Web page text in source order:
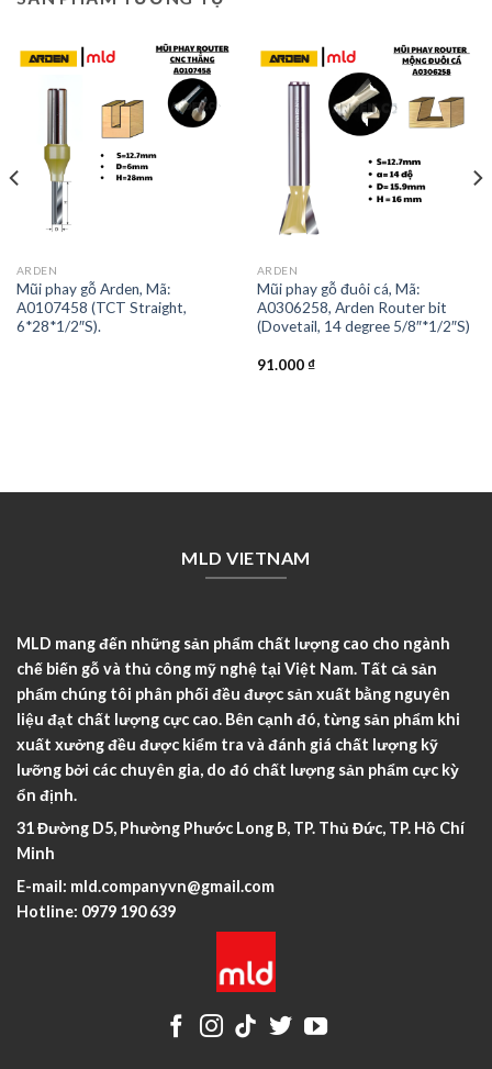
ARDEN
Mũi phay gỗ Arden, Mã:
A0107458 (TCT Straight,
6*28*1/2″S).
ARDEN
Mũi phay gỗ đuôi cá, Mã:
A0306258, Arden Router bit
(Dovetail, 14 degree 5/8″*1/2″S)
91.000₫
MLD VIETNAM
MLD mang đến những sản phẩm chất lượng cao cho ngành
chế biến gỗ và thủ công mỹ nghệ tại Việt Nam. Tất cả sản
phẩm chúng tôi phân phối đều được sản xuất bằng nguyên
liệu đạt chất lượng cực cao. Bên cạnh đó, từng sản phẩm khi
xuất xưởng đều được kiểm tra và đánh giá chất lượng kỹ
lưỡng bởi các chuyên gia, do đó chất lượng sản phẩm cực kỳ
ổn định.
31 Đường D5, Phường Phước Long B, TP. Thủ Đức, TP. Hồ Chí
Minh
E-mail: mld.companyvn@gmail.com
Hotline: 0979 190 639